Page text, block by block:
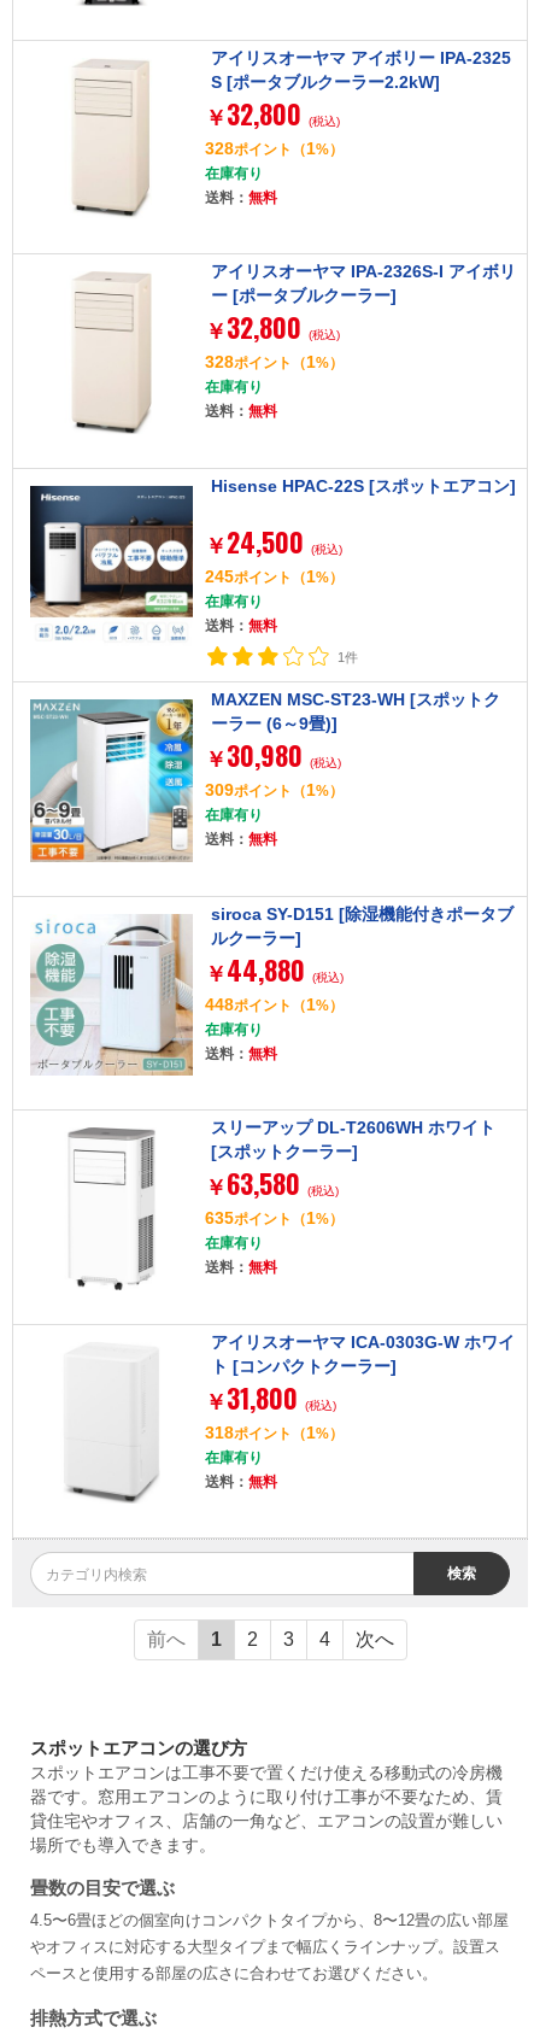
アイリスオーヤマ アイボリー IPA-2325
S [ポータブルクーラー2.2kW]
￥ 32,800 (税込)
328ポイント （1%）
在庫有り
送料： 無料
アイリスオーヤマ IPA-2326S-I アイボリ
ー [ポータブルクーラー]
￥ 32,800 (税込)
328ポイント （1%）
在庫有り
送料： 無料
Hisense HPAC-22S [スポットエアコン]
￥ 24,500 (税込)
245ポイント （1%）
在庫有り
送料： 無料
1件
MAXZEN MSC-ST23-WH [スポットク
ーラー (6～9畳)]
￥ 30,980 (税込)
309ポイント （1%）
在庫有り
送料： 無料
siroca SY-D151 [除湿機能付きポータブ
ルクーラー]
￥ 44,880 (税込)
448ポイント （1%）
在庫有り
送料： 無料
スリーアップ DL-T2606WH ホワイト
[スポットクーラー]
￥ 63,580 (税込)
635ポイント （1%）
在庫有り
送料： 無料
アイリスオーヤマ ICA-0303G-W ホワイ
ト [コンパクトクーラー]
￥ 31,800 (税込)
318ポイント （1%）
在庫有り
送料： 無料
検索
前へ 1 2 3 4 次へ
スポットエアコンの選び方
スポットエアコンは工事不要で置くだけ使える移動式の冷房機
器です。窓用エアコンのように取り付け工事が不要なため、賃
貸住宅やオフィス、店舗の一角など、エアコンの設置が難しい
場所でも導入できます。
畳数の目安で選ぶ
4.5〜6畳ほどの個室向けコンパクトタイプから、8〜12畳の広い部屋
やオフィスに対応する大型タイプまで幅広くラインナップ。設置ス
ペースと使用する部屋の広さに合わせてお選びください。
排熱方式で選ぶ